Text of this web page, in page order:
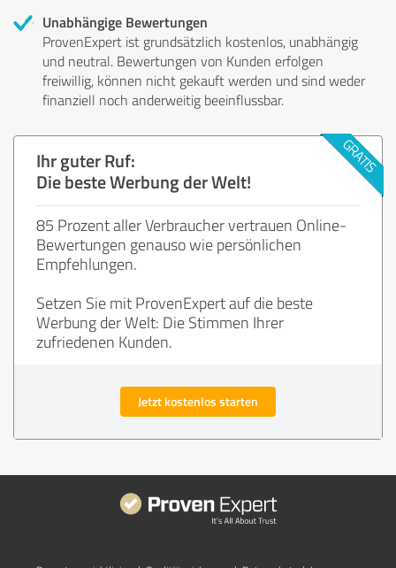
Unabhängige Bewertungen
ProvenExpert ist grundsätzlich kostenlos, unabhängig
und neutral. Bewertungen von Kunden erfolgen
freiwillig, können nicht gekauft werden und sind weder
finanziell noch anderweitig beeinflussbar.
Ihr guter Ruf:
Die beste Werbung der Welt!
85 Prozent aller Verbraucher vertrauen Online-
Bewertungen genauso wie persönlichen
Empfehlungen.
Setzen Sie mit ProvenExpert auf die beste
Werbung der Welt: Die Stimmen Ihrer
zufriedenen Kunden.
Jetzt kostenlos starten